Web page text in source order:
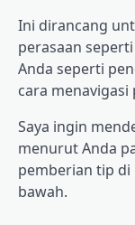
Ini dirancang
perasaan
Anda seperti
cara
Saya ingin
menurut Anda
pemberian tip di
bawah.